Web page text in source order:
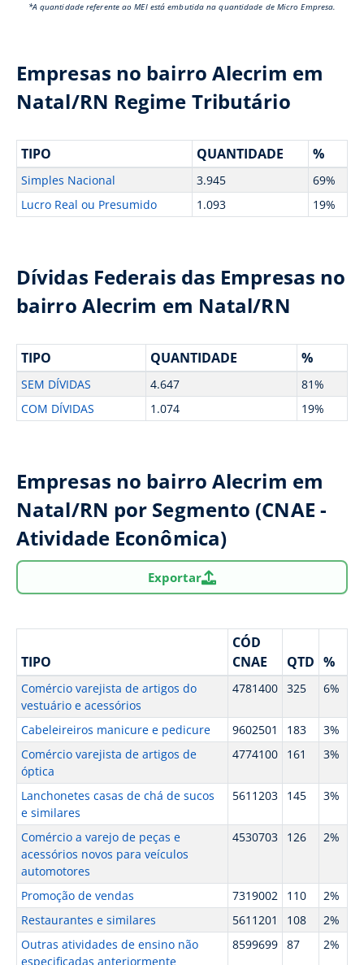
*A quantidade referente ao MEI está embutida na quantidade de Micro Empresa.
Empresas no bairro Alecrim em
Natal/RN Regime Tributário
TIPO QUANTIDADE %
Simples Nacional 3.945
69%
Lucro Real ou Presumido
1.093 19%
Dívidas Federais das Empresas no
bairro Alecrim em Natal/RN
TIPO QUANTIDADE %
SEM DÍVIDAS 4.647
81%
COM DÍVIDAS
1.074 19%
Empresas no bairro Alecrim em
Natal/RN por Segmento (CNAE -
Atividade Econômica)
Exportar
TIPO
CÓD
CNAE
QTD %
Comércio varejista de artigos do
vestuário e acessórios
4781400 325 6%
Cabeleireiros manicure e pedicure 9602501 183
3%
Comércio varejista de artigos de
óptica
4774100 161 3%
Lanchonetes casas de chá de sucos
e similares
5611203 145 3%
Comércio a varejo de peças e
acessórios novos para veículos
automotores
4530703 126 2%
Promoção de vendas 7319002 110
2%
Restaurantes e similares
5611201 108
2%
Outras atividades de ensino não
especificadas anteriormente
8599699 87 2%